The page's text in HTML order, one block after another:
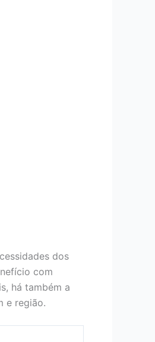
dos
com
há também a
e região.